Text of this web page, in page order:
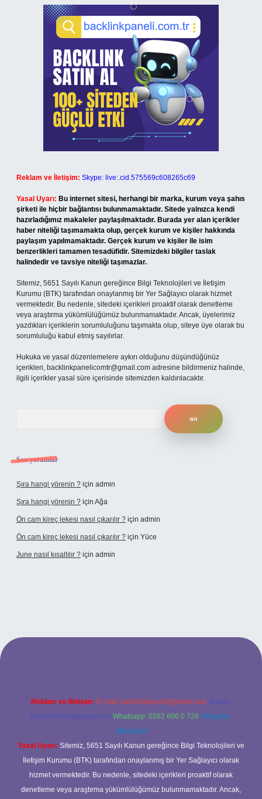
Reklam ve İletişim: Skype: live:.cid.575569c608265c69
Yasal Uyarı: Bu internet sitesi, herhangi bir marka, kurum veya şahıs
şirketi ile hiçbir bağlantısı bulunmamaktadır. Sitede yalnızca kendi
hazırladığımız makaleler paylaşılmaktadır. Burada yer alan içerikler
haber niteliği taşımamakta olup, gerçek kurum ve kişiler hakkında
paylaşım yapılmamaktadır. Gerçek kurum ve kişiler ile isim
benzerlikleri tamamen tesadüfidir. Sitemizdeki bilgiler taslak
halindedir ve tavsiye niteliği taşımazlar.
Sitemiz, 5651 Sayılı Kanun gereğince Bilgi Teknolojileri ve İletişim
Kurumu (BTK) tarafından onaylanmış bir Yer Sağlayıcı olarak hizmet
vermektedir. Bu nedenle, sitedeki içerikleri proaktif olarak denetleme
veya araştırma yükümlülüğümüz bulunmamaktadır. Ancak, üyelerimiz
yazdıkları içeriklerin sorumluluğunu taşımakta olup, siteye üye olarak bu
sorumluluğu kabul etmiş sayılırlar.
Hukuka ve yasal düzenlemelere aykırı olduğunu düşündüğünüz
içerikleri, backlinkpanelicomtr@gmail.com adresine bildirmeniz halinde,
ilgili içerikler yasal süre içerisinde sitemizden kaldırılacaktır.
Son yorumlar
Şıra hangi yörenin ? için admin
Şıra hangi yörenin ? için Ağa
Ön cam kireç lekesi nasıl çıkarılır ? için admin
Ön cam kireç lekesi nasıl çıkarılır ? için Yüce
June nasıl kısaltılır ? için admin
giriş
Reklam ve İletişim: E-mail: backlinkpaneli@gmail.com Teams:
forumhizmeti@gmail.com Whatsapp: 0262 606 0 726 Telegram:
@karabul
Yasal Uyarı: Sitemiz, 5651 Sayılı Kanun gereğince Bilgi Teknolojileri ve
İletişim Kurumu (BTK) tarafından onaylanmış bir Yer Sağlayıcı olarak
hizmet vermektedir. Bu nedenle, sitedeki içerikleri proaktif olarak
denetleme veya araştırma yükümlülüğümüz bulunmamaktadır. Ancak,